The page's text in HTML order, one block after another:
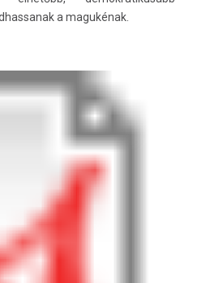
a magukénak.